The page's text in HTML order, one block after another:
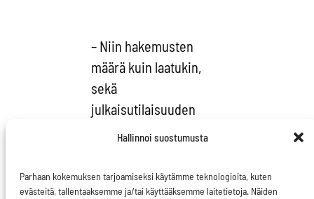
Hallinnoi suostumusta
Parhaan kokemuksen tarjoamiseksi käytämme teknologioita, kuten
evästeitä, tallentaaksemme ja/tai käyttääksemme laitetietoja. Näiden
– Niin hakemusten
määrä kuin laatukin,
sekä
julkaisutilaisuuden
osallistujalista puhuvat
kasvaneesta
mielenkiinnosta